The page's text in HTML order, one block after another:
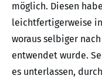
möglich. Diesen
leichtfertigerweise
woraus selbiger
entwendet wurde.
es unterlassen,